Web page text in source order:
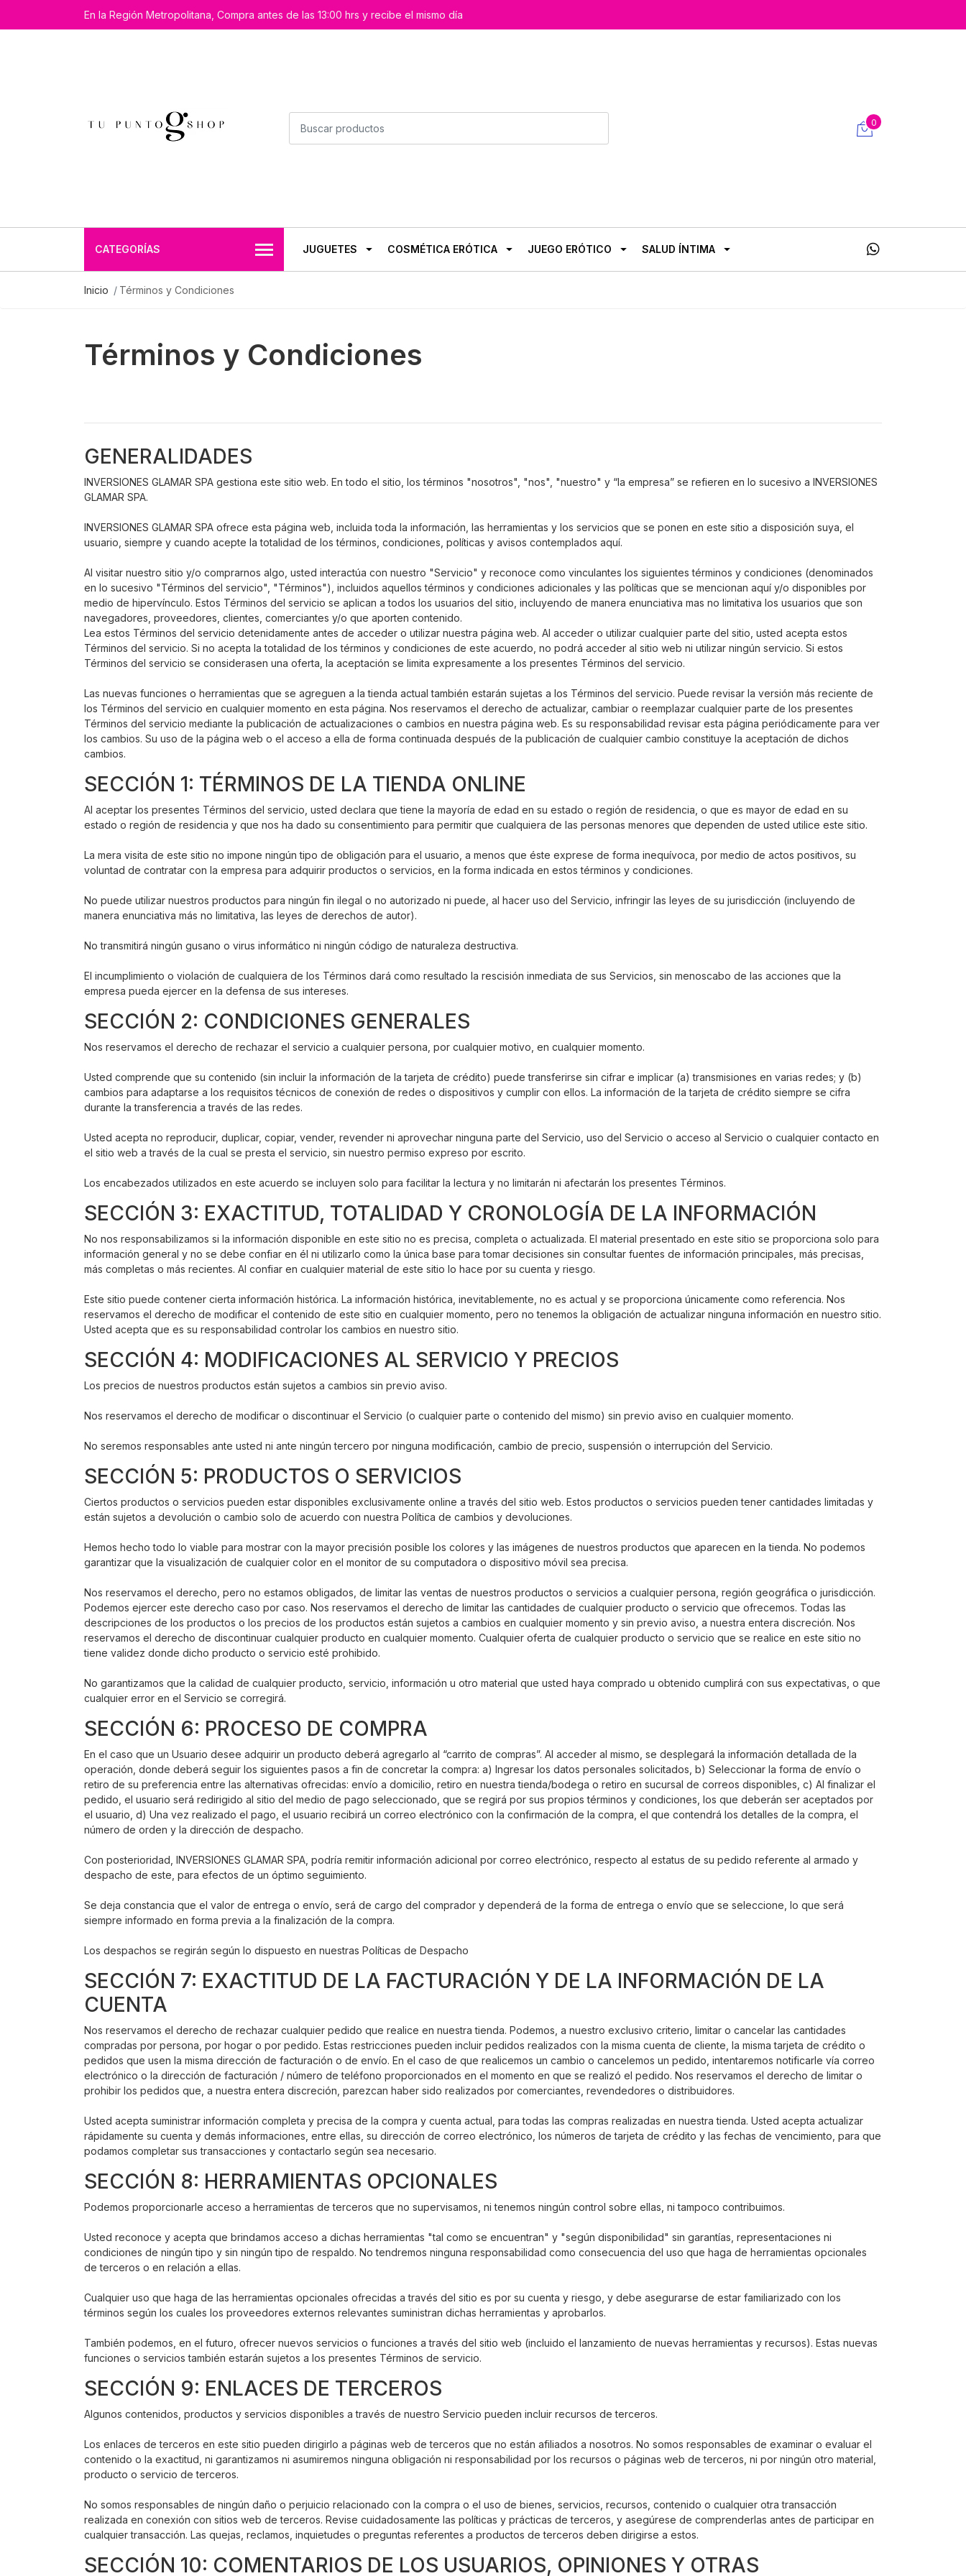
En la Región Metropolitana, Compra antes de las 13:00 hrs y recibe el mismo día
0
CATEGORÍAS JUGUETES COSMÉTICA ERÓTICA JUEGO ERÓTICO SALUD ÍNTIMA
Inicio Términos y Condiciones
Términos y Condiciones
GENERALIDADES
INVERSIONES GLAMAR SPA gestiona este sitio web. En todo el sitio, los términos "nosotros", "nos", "nuestro" y “la empresa” se refieren en lo sucesivo a INVERSIONES
GLAMAR SPA.
INVERSIONES GLAMAR SPA ofrece esta página web, incluida toda la información, las herramientas y los servicios que se ponen en este sitio a disposición suya, el
usuario, siempre y cuando acepte la totalidad de los términos, condiciones, políticas y avisos contemplados aquí.
Al visitar nuestro sitio y/o comprarnos algo, usted interactúa con nuestro "Servicio" y reconoce como vinculantes los siguientes términos y condiciones (denominados
en lo sucesivo "Términos del servicio", "Términos"), incluidos aquellos términos y condiciones adicionales y las políticas que se mencionan aquí y/o disponibles por
medio de hipervínculo. Estos Términos del servicio se aplican a todos los usuarios del sitio, incluyendo de manera enunciativa mas no limitativa los usuarios que son
navegadores, proveedores, clientes, comerciantes y/o que aporten contenido.
Lea estos Términos del servicio detenidamente antes de acceder o utilizar nuestra página web. Al acceder o utilizar cualquier parte del sitio, usted acepta estos
Términos del servicio. Si no acepta la totalidad de los términos y condiciones de este acuerdo, no podrá acceder al sitio web ni utilizar ningún servicio. Si estos
Términos del servicio se considerasen una oferta, la aceptación se limita expresamente a los presentes Términos del servicio.
Las nuevas funciones o herramientas que se agreguen a la tienda actual también estarán sujetas a los Términos del servicio. Puede revisar la versión más reciente de
los Términos del servicio en cualquier momento en esta página. Nos reservamos el derecho de actualizar, cambiar o reemplazar cualquier parte de los presentes
Términos del servicio mediante la publicación de actualizaciones o cambios en nuestra página web. Es su responsabilidad revisar esta página periódicamente para ver
los cambios. Su uso de la página web o el acceso a ella de forma continuada después de la publicación de cualquier cambio constituye la aceptación de dichos
cambios.
SECCIÓN 1: TÉRMINOS DE LA TIENDA ONLINE
Al aceptar los presentes Términos del servicio, usted declara que tiene la mayoría de edad en su estado o región de residencia, o que es mayor de edad en su
estado o región de residencia y que nos ha dado su consentimiento para permitir que cualquiera de las personas menores que dependen de usted utilice este sitio.
La mera visita de este sitio no impone ningún tipo de obligación para el usuario, a menos que éste exprese de forma inequívoca, por medio de actos positivos, su
voluntad de contratar con la empresa para adquirir productos o servicios, en la forma indicada en estos términos y condiciones.
No puede utilizar nuestros productos para ningún fin ilegal o no autorizado ni puede, al hacer uso del Servicio, infringir las leyes de su jurisdicción (incluyendo de
manera enunciativa más no limitativa, las leyes de derechos de autor).
No transmitirá ningún gusano o virus informático ni ningún código de naturaleza destructiva.
El incumplimiento o violación de cualquiera de los Términos dará como resultado la rescisión inmediata de sus Servicios, sin menoscabo de las acciones que la
empresa pueda ejercer en la defensa de sus intereses.
SECCIÓN 2: CONDICIONES GENERALES
Nos reservamos el derecho de rechazar el servicio a cualquier persona, por cualquier motivo, en cualquier momento.
Usted comprende que su contenido (sin incluir la información de la tarjeta de crédito) puede transferirse sin cifrar e implicar (a) transmisiones en varias redes; y (b)
cambios para adaptarse a los requisitos técnicos de conexión de redes o dispositivos y cumplir con ellos. La información de la tarjeta de crédito siempre se cifra
durante la transferencia a través de las redes.
Usted acepta no reproducir, duplicar, copiar, vender, revender ni aprovechar ninguna parte del Servicio, uso del Servicio o acceso al Servicio o cualquier contacto en
el sitio web a través de la cual se presta el servicio, sin nuestro permiso expreso por escrito.
Los encabezados utilizados en este acuerdo se incluyen solo para facilitar la lectura y no limitarán ni afectarán los presentes Términos.
SECCIÓN 3: EXACTITUD, TOTALIDAD Y CRONOLOGÍA DE LA INFORMACIÓN
No nos responsabilizamos si la información disponible en este sitio no es precisa, completa o actualizada. El material presentado en este sitio se proporciona solo para
información general y no se debe confiar en él ni utilizarlo como la única base para tomar decisiones sin consultar fuentes de información principales, más precisas,
más completas o más recientes. Al confiar en cualquier material de este sitio lo hace por su cuenta y riesgo.
Este sitio puede contener cierta información histórica. La información histórica, inevitablemente, no es actual y se proporciona únicamente como referencia. Nos
reservamos el derecho de modificar el contenido de este sitio en cualquier momento, pero no tenemos la obligación de actualizar ninguna información en nuestro sitio.
Usted acepta que es su responsabilidad controlar los cambios en nuestro sitio.
SECCIÓN 4: MODIFICACIONES AL SERVICIO Y PRECIOS
Los precios de nuestros productos están sujetos a cambios sin previo aviso.
Nos reservamos el derecho de modificar o discontinuar el Servicio (o cualquier parte o contenido del mismo) sin previo aviso en cualquier momento.
No seremos responsables ante usted ni ante ningún tercero por ninguna modificación, cambio de precio, suspensión o interrupción del Servicio.
SECCIÓN 5: PRODUCTOS O SERVICIOS
Ciertos productos o servicios pueden estar disponibles exclusivamente online a través del sitio web. Estos productos o servicios pueden tener cantidades limitadas y
están sujetos a devolución o cambio solo de acuerdo con nuestra Política de cambios y devoluciones.
Hemos hecho todo lo viable para mostrar con la mayor precisión posible los colores y las imágenes de nuestros productos que aparecen en la tienda. No podemos
garantizar que la visualización de cualquier color en el monitor de su computadora o dispositivo móvil sea precisa.
Nos reservamos el derecho, pero no estamos obligados, de limitar las ventas de nuestros productos o servicios a cualquier persona, región geográfica o jurisdicción.
Podemos ejercer este derecho caso por caso. Nos reservamos el derecho de limitar las cantidades de cualquier producto o servicio que ofrecemos. Todas las
descripciones de los productos o los precios de los productos están sujetos a cambios en cualquier momento y sin previo aviso, a nuestra entera discreción. Nos
reservamos el derecho de discontinuar cualquier producto en cualquier momento. Cualquier oferta de cualquier producto o servicio que se realice en este sitio no
tiene validez donde dicho producto o servicio esté prohibido.
No garantizamos que la calidad de cualquier producto, servicio, información u otro material que usted haya comprado u obtenido cumplirá con sus expectativas, o que
cualquier error en el Servicio se corregirá.
SECCIÓN 6: PROCESO DE COMPRA
En el caso que un Usuario desee adquirir un producto deberá agregarlo al “carrito de compras”. Al acceder al mismo, se desplegará la información detallada de la
operación, donde deberá seguir los siguientes pasos a fin de concretar la compra: a) Ingresar los datos personales solicitados, b) Seleccionar la forma de envío o
retiro de su preferencia entre las alternativas ofrecidas: envío a domicilio, retiro en nuestra tienda/bodega o retiro en sucursal de correos disponibles, c) Al finalizar el
pedido, el usuario será redirigido al sitio del medio de pago seleccionado, que se regirá por sus propios términos y condiciones, los que deberán ser aceptados por
el usuario, d) Una vez realizado el pago, el usuario recibirá un correo electrónico con la confirmación de la compra, el que contendrá los detalles de la compra, el
número de orden y la dirección de despacho.
Con posterioridad, INVERSIONES GLAMAR SPA, podría remitir información adicional por correo electrónico, respecto al estatus de su pedido referente al armado y
despacho de este, para efectos de un óptimo seguimiento.
Se deja constancia que el valor de entrega o envío, será de cargo del comprador y dependerá de la forma de entrega o envío que se seleccione, lo que será
siempre informado en forma previa a la finalización de la compra.
Los despachos se regirán según lo dispuesto en nuestras Políticas de Despacho
SECCIÓN 7: EXACTITUD DE LA FACTURACIÓN Y DE LA INFORMACIÓN DE LA
CUENTA
Nos reservamos el derecho de rechazar cualquier pedido que realice en nuestra tienda. Podemos, a nuestro exclusivo criterio, limitar o cancelar las cantidades
compradas por persona, por hogar o por pedido. Estas restricciones pueden incluir pedidos realizados con la misma cuenta de cliente, la misma tarjeta de crédito o
pedidos que usen la misma dirección de facturación o de envío. En el caso de que realicemos un cambio o cancelemos un pedido, intentaremos notificarle vía correo
electrónico o la dirección de facturación / número de teléfono proporcionados en el momento en que se realizó el pedido. Nos reservamos el derecho de limitar o
prohibir los pedidos que, a nuestra entera discreción, parezcan haber sido realizados por comerciantes, revendedores o distribuidores.
Usted acepta suministrar información completa y precisa de la compra y cuenta actual, para todas las compras realizadas en nuestra tienda. Usted acepta actualizar
rápidamente su cuenta y demás informaciones, entre ellas, su dirección de correo electrónico, los números de tarjeta de crédito y las fechas de vencimiento, para que
podamos completar sus transacciones y contactarlo según sea necesario.
SECCIÓN 8: HERRAMIENTAS OPCIONALES
Podemos proporcionarle acceso a herramientas de terceros que no supervisamos, ni tenemos ningún control sobre ellas, ni tampoco contribuimos.
Usted reconoce y acepta que brindamos acceso a dichas herramientas "tal como se encuentran" y "según disponibilidad" sin garantías, representaciones ni
condiciones de ningún tipo y sin ningún tipo de respaldo. No tendremos ninguna responsabilidad como consecuencia del uso que haga de herramientas opcionales
de terceros o en relación a ellas.
Cualquier uso que haga de las herramientas opcionales ofrecidas a través del sitio es por su cuenta y riesgo, y debe asegurarse de estar familiarizado con los
términos según los cuales los proveedores externos relevantes suministran dichas herramientas y aprobarlos.
También podemos, en el futuro, ofrecer nuevos servicios o funciones a través del sitio web (incluido el lanzamiento de nuevas herramientas y recursos). Estas nuevas
funciones o servicios también estarán sujetos a los presentes Términos de servicio.
SECCIÓN 9: ENLACES DE TERCEROS
Algunos contenidos, productos y servicios disponibles a través de nuestro Servicio pueden incluir recursos de terceros.
Los enlaces de terceros en este sitio pueden dirigirlo a páginas web de terceros que no están afiliados a nosotros. No somos responsables de examinar o evaluar el
contenido o la exactitud, ni garantizamos ni asumiremos ninguna obligación ni responsabilidad por los recursos o páginas web de terceros, ni por ningún otro material,
producto o servicio de terceros.
No somos responsables de ningún daño o perjuicio relacionado con la compra o el uso de bienes, servicios, recursos, contenido o cualquier otra transacción
realizada en conexión con sitios web de terceros. Revise cuidadosamente las políticas y prácticas de terceros, y asegúrese de comprenderlas antes de participar en
cualquier transacción. Las quejas, reclamos, inquietudes o preguntas referentes a productos de terceros deben dirigirse a estos.
SECCIÓN 10: COMENTARIOS DE LOS USUARIOS, OPINIONES Y OTRAS